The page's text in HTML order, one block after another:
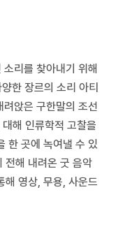
리를 찾아내기 위해
한 장르의 소리 아티
앉은 구한말의 조선
해 인류학적 고찰을
한 곳에 녹여낼 수 있
전해 내려온 굿 음악
해 영상, 무용, 사운드